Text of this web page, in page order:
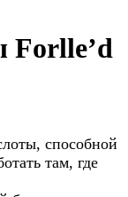
Forlle’d
способной
там, где